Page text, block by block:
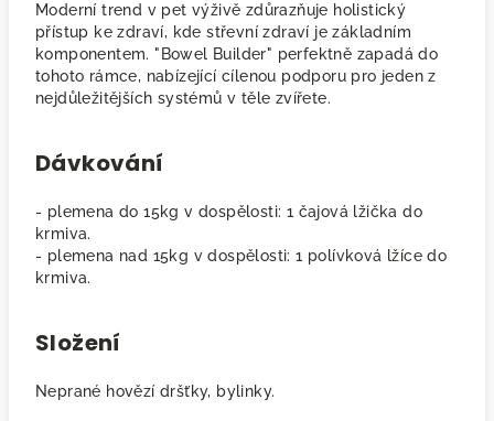
Moderní trend v pet výživě zdůrazňuje holistický
přístup ke zdraví, kde střevní zdraví je základním
komponentem. "Bowel Builder" perfektně zapadá do
tohoto rámce, nabízející cílenou podporu pro jeden z
nejdůležitějších systémů v těle zvířete.
Dávkování
- plemena do 15kg v dospělosti: 1 čajová lžička do
krmiva.
- plemena nad 15kg v dospělosti: 1 polívková lžíce do
krmiva.
Složení
Neprané hovězí dršťky, bylinky.